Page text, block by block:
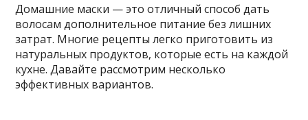
Домашние маски — это отличный способ дать
волосам дополнительное питание без лишних
затрат. Многие рецепты легко приготовить из
натуральных продуктов, которые есть на каждой
кухне. Давайте рассмотрим несколько
эффективных вариантов.